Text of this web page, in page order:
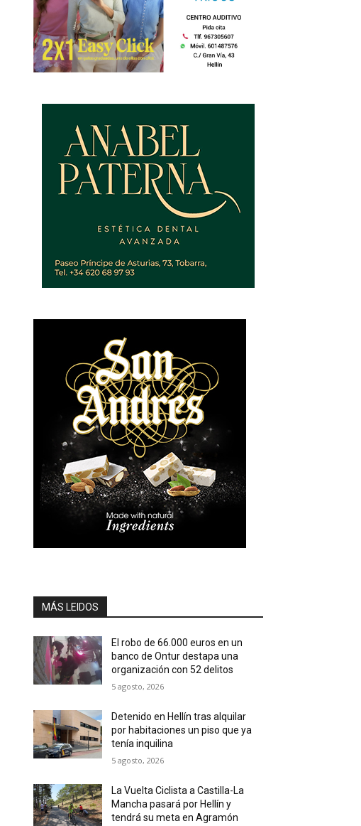
MÁS LEIDOS
El robo de 66.000 euros en un
banco de Ontur destapa una
organización con 52 delitos
5 agosto, 2026
Detenido en Hellín tras alquilar
por habitaciones un piso que ya
tenía inquilina
5 agosto, 2026
La Vuelta Ciclista a Castilla-La
Mancha pasará por Hellín y
tendrá su meta en Agramón